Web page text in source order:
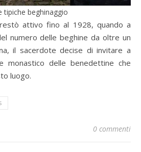
tipiche beghinaggio
attivo fino al 1928, quando a
numero delle beghine da oltre un
il sacerdote decise di invitare a
monastico delle benedettine che
luogo.
0 commenti